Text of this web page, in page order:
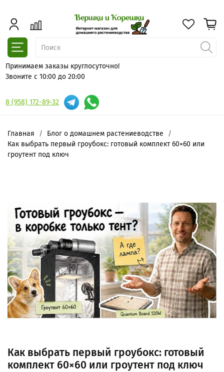
Принимаем заказы круглосуточно!
Звоните с 10:00 до 20:00
8 (958) 172-89-32
Главная
Блог о домашнем растениеводстве
Как выбрать первый гроубокс: готовый комплект 60×60 или
гроутент под ключ
Как выбрать первый гроубокс: готовый
комплект 60×60 или гроутент под ключ